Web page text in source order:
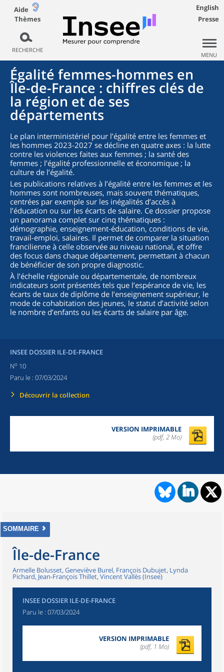
Aide
Thèmes
RECHERCHE
English
Presse
MENU
Égalité femmes-hommes en
Île-de-France : chiffres clés de
la région et de ses
départements
Le plan interministériel pour l’égalité entre les femmes et
les hommes 2023-2027 se décline en quatre axes : la lutte
contre les violences faites aux femmes ; la santé des
femmes ; l’égalité professionnelle et économique ; la
culture de l’égalité.
Les publications relatives à l’égalité entre les femmes et les
hommes sont nombreuses, mais souvent thématiques,
centrées par exemple sur les inégalités d’accès à
l’éducation ou sur les écarts de salaire. Ce dossier propose
un panorama complet sur cinq thématiques :
démographie, enseignement-éducation, conditions de vie,
travail-emploi, salaires. Il permet de comparer la situation
francilienne à celle observée au niveau national, et offre
des focus dans chaque département, permettant à chacun
de bénéficier de son propre diagnostic.
À l’échelle régionale ou départementale, de nombreux
indicateurs sont présentés tels que l’espérance de vie, les
écarts de taux de diplôme de l’enseignement supérieur, le
mode de cohabitation des jeunes, le statut d’activité selon
le nombre d’enfants ou les écarts de salaire par âge.
INSEE DOSSIER ILE-DE-FRANCE
No 10
Paru le : 07/03/2024
Découvrir la collection
VERSION IMPRIMABLE
(pdf, 2 Mo)
SOMMAIRE
Île-de-France
Armelle Bolusset, Geneviève Burel, François Dubujet, Lynda
Pichard, Jean-François Thillet, Vincent Vallès (Insee)
INSEE DOSSIER ILE-DE-FRANCE
Paru le : 07/03/2024
VERSION IMPRIMABLE
(pdf, 1 Mo)